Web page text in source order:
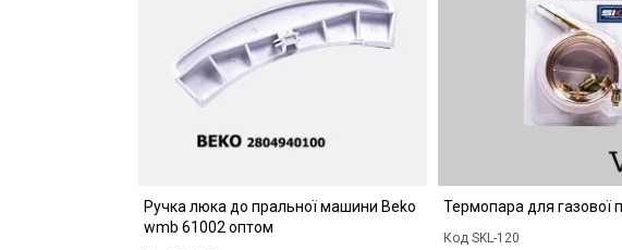
Ручка люка до пральної машини Beko
wmb 61002 оптом
Термопара для газової
Код SKL-120